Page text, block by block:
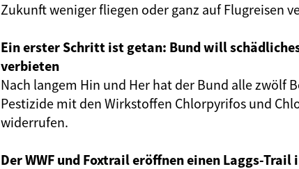
Zukunft weniger fliegen oder ganz auf Flugreisen
Ein erster Schritt ist getan: Bund will
verbieten
Nach langem Hin und Her hat der Bund alle zwölf
Pestizide mit den Wirkstoffen Chlorpyrifos und
widerrufen.
Der WWF und Foxtrail eröffnen einen Laggs-Trail